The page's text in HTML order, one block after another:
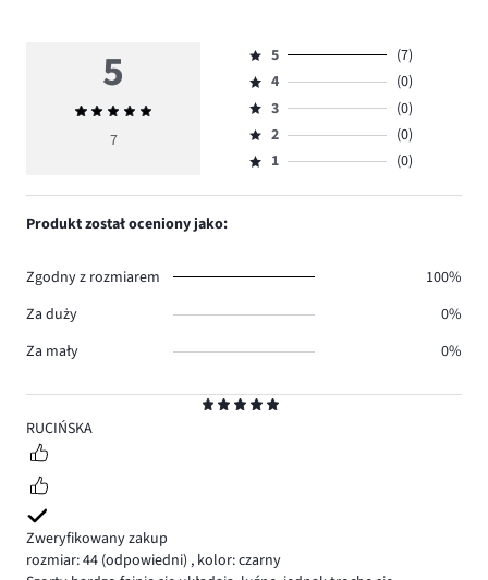
5
RUCIŃSKA
Zweryfikowany zakup
rozmiar: 44 (odpowiedni) , kolor: czarny
5
Średnia
ocena
7
Ocena
5,
ilość
głosów
7.
5
(7)
Ocena
4,
ilość
głosów
4
(0)
Ocena
3,
ilość
3
(0)
Ocena
2,
2
(0)
Ocena
1,
1 (0)
Produkt został oceniony jako:
Zgodny z rozmiarem
100%
Za duży
0%
Za mały
0%